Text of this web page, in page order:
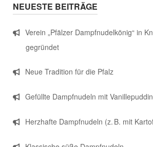
NEUESTE BEITRÄGE
Verein „Pfälzer Dampfnudelkönig“ in
gegründet
Neue Tradition für die Pfalz
Gefüllte Dampfnudeln mit
Herzhafte Dampfnudeln (z. B. mit